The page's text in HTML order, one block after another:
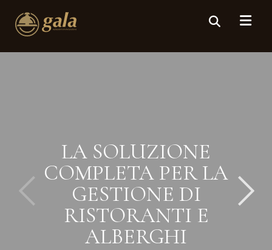
LA SOLUZIONE
COMPLETA PER LA
GESTIONE DI
RISTORANTI E
ALBERGHI